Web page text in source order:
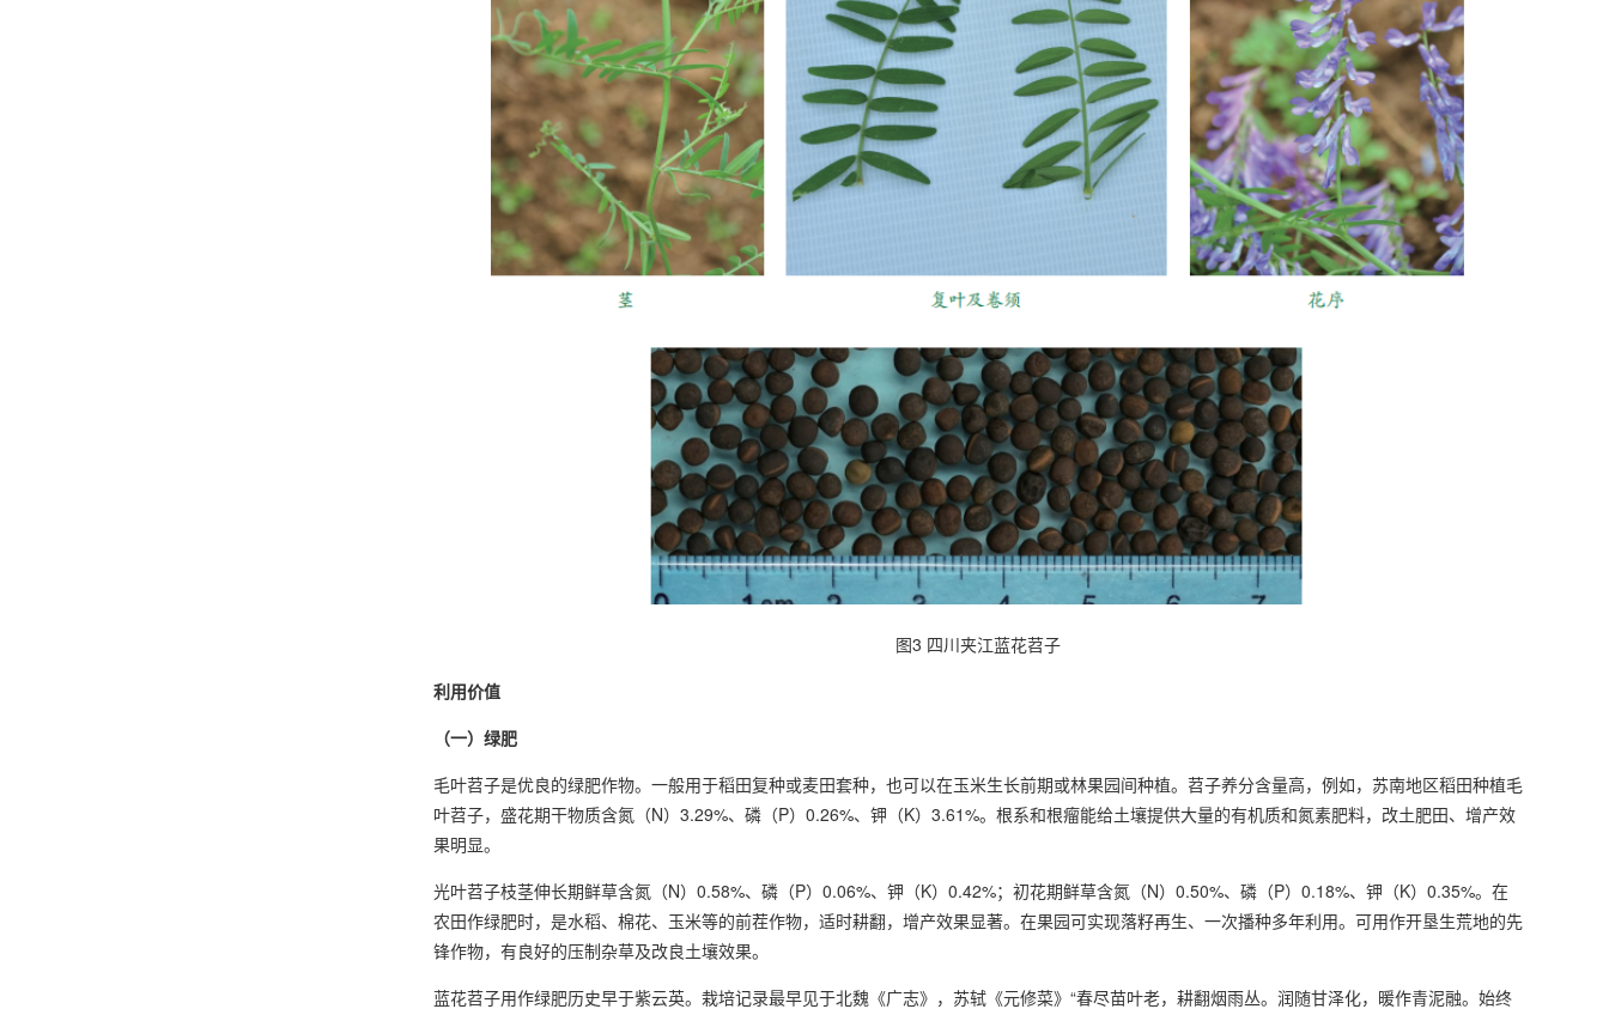
图3 四川夹江蓝花苕子
利用价值
（一）绿肥
毛叶苕子是优良的绿肥作物。一般用于稻田复种或麦田套种，也可以在玉米生长前期或林果园间种植。苕子养分含量高，例如，苏南地区稻田种植毛
叶苕子，盛花期干物质含氮（N）3.29%、磷（P）0.26%、钾（K）3.61%。根系和根瘤能给土壤提供大量的有机质和氮素肥料，改土肥田、增产效
果明显。
光叶苕子枝茎伸长期鲜草含氮（N）0.58%、磷（P）0.06%、钾（K）0.42%；初花期鲜草含氮（N）0.50%、磷（P）0.18%、钾（K）0.35%。在
农田作绿肥时，是水稻、棉花、玉米等的前茬作物，适时耕翻，增产效果显著。在果园可实现落籽再生、一次播种多年利用。可用作开垦生荒地的先
锋作物，有良好的压制杂草及改良土壤效果。
蓝花苕子用作绿肥历史早于紫云英。栽培记录最早见于北魏《广志》，苏轼《元修菜》“春尽苗叶老，耕翻烟雨丛。润随甘泽化，暖作青泥融。始终